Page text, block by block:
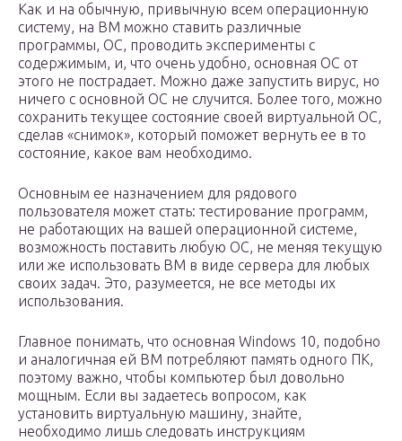
Как и на обычную, привычную всем операционную
систему, на ВМ можно ставить различные
программы, ОС, проводить эксперименты с
содержимым, и, что очень удобно, основная ОС от
этого не пострадает. Можно даже запустить вирус, но
ничего с основной ОС не случится. Более того, можно
сохранить текущее состояние своей виртуальной ОС,
сделав «снимок», который поможет вернуть ее в то
состояние, какое вам необходимо.
Основным ее назначением для рядового
пользователя может стать: тестирование программ,
не работающих на вашей операционной системе,
возможность поставить любую ОС, не меняя текущую
или же использовать ВМ в виде сервера для любых
своих задач. Это, разумеется, не все методы их
использования.
Главное понимать, что основная Windows 10, подобно
и аналогичная ей ВМ потребляют память одного ПК,
поэтому важно, чтобы компьютер был довольно
мощным. Если вы задаетесь вопросом, как
установить виртуальную машину, знайте,
необходимо лишь следовать инструкциям